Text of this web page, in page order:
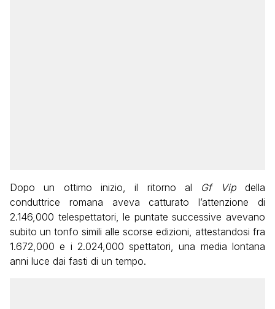
Dopo un ottimo inizio, il ritorno al Gf Vipdella
conduttrice romana aveva catturato l’attenzione di
2.146,000 telespettatori, le puntate successive avevano
subito un tonfo simili alle scorse edizioni, attestandosi fra
1.672,000 e i 2.024,000 spettatori, una media lontana
anni luce dai fasti di un tempo.